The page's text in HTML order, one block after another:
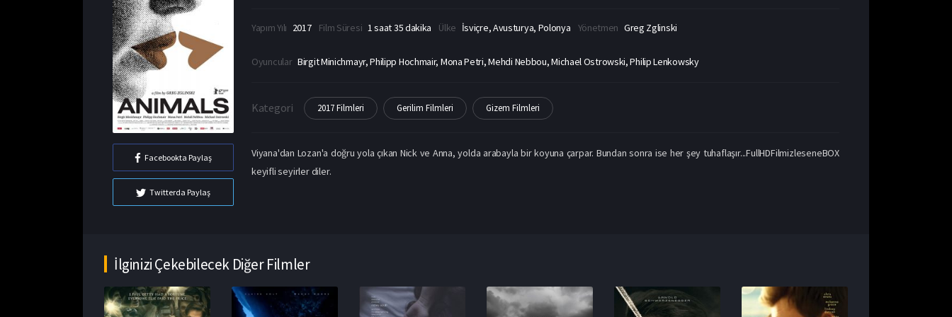
Facebookta Paylaş
Twitterda Paylaş
Yapım Yılı 2017 Film Süresi 1 saat 35 dakika Ülke İsviçre, Avusturya, Polonya Yönetmen Greg Zglinski
Oyuncular Birgit Minichmayr, Philipp Hochmair, Mona Petri, Mehdi Nebbou, Michael Ostrowski, Philip Lenkowsky
Kategori 2017 Filmleri Gerilim Filmleri Gizem Filmleri
Viyana'dan Lozan'a doğru yola çıkan Nick ve Anna, yolda arabayla bir koyuna çarpar. Bundan sonra ise her şey tuhaflaşır...FullHDFilmizleseneBOX
keyifli seyirler diler.
İlginizi Çekebilecek Diğer Filmler